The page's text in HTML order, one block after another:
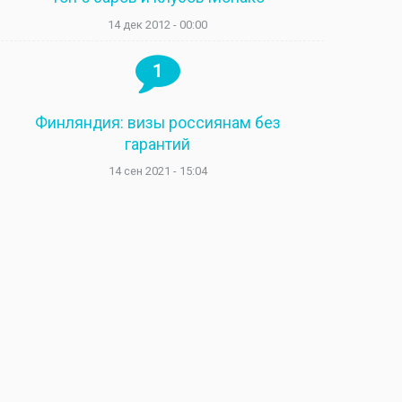
14 дек 2012 - 00:00
1
Финляндия: визы россиянам без
гарантий
14 сен 2021 - 15:04